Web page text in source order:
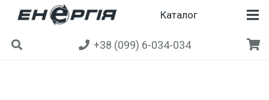
Каталог
+38 (099) 6-034-034